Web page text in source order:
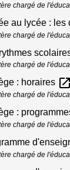
chargé de
au lycée :
chargé de
chargé de
: horaires open_in_new
chargé de
:
chargé de
chargé de